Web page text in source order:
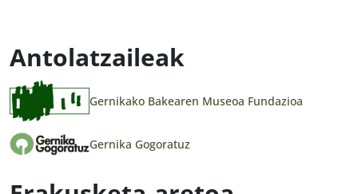
Antolatzaileak
Gernikako Bakearen Museoa Fundazioa
Gernika Gogoratuz